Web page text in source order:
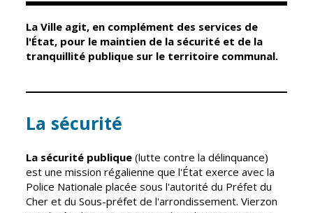
Élus
Conseil
Ville
publics
Cimetières
Titres
Guichet unique
Petite enfance
Relais petite
Scolarité
Établissements
scolaires
La Ville agit, en complément des services de
l'État, pour le maintien de la sécurité et de la
tranquillité publique sur le territoire communal.
La sécurité
La sécurité publique (lutte contre la délinquance)
est une mission régalienne que l'État exerce avec la
Police Nationale placée sous l'autorité du Préfet du
Cher et du Sous-préfet de l'arrondissement. Vierzon